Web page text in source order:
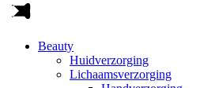
Beauty
Huidverzorging
Lichaamsverzorging